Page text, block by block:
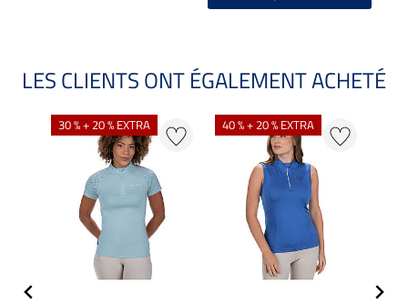
LES CLIENTS ONT ÉGALEMENT ACHETÉ
30 % + 20 % EXTRA 40 % + 20 % EXTRA